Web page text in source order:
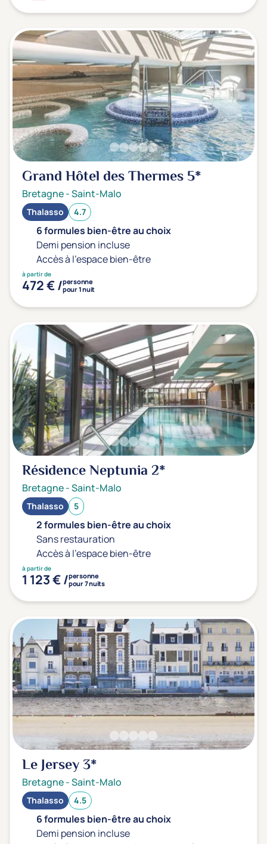
Spécial dos
(0)
Prévention santé
(0)
Sport
(0)
Yoga
(0)
Offres spéciales
Vente Flash & Promo
(0)
Offres spéciales Solo
(0)
Distance de chez vous
Établissements proches de chez moi
Soins sans hébergement
(0)
Offre séjour + vol inclus
(0)
Grand Hôtel des Thermes5*
Bretagne-Saint-Malo
Thalasso 4.7
6 formules bien-être au choix
Demi pension incluse
Accès à l'espace bien-être
à partir de
472 € /personne
pour 1 nuit
Résidence Neptunia 2*
Bretagne-Saint-Malo
Thalasso 5
2 formules bien-être au choix
Sans restauration
Accès à l'espace bien-être
à partir de
1 123 € /personne
pour 7 nuits
Le Jersey3*
Bretagne-Saint-Malo
Thalasso 4.5
6 formules bien-être au choix
Demi pension incluse